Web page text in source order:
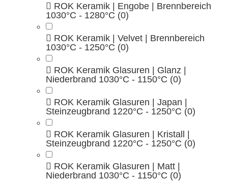
ROK Keramik | Engobe | Brennbereich
1030°C - 1280°C (0)
ROK Keramik | Velvet | Brennbereich
1030°C - 1250°C (0)
ROK Keramik Glasuren | Glanz |
Niederbrand 1030°C - 1150°C (0)
ROK Keramik Glasuren | Japan |
Steinzeugbrand 1220°C - 1250°C (0)
ROK Keramik Glasuren | Kristall |
Steinzeugbrand 1220°C - 1250°C (0)
ROK Keramik Glasuren | Matt |
Niederbrand 1030°C - 1150°C (0)